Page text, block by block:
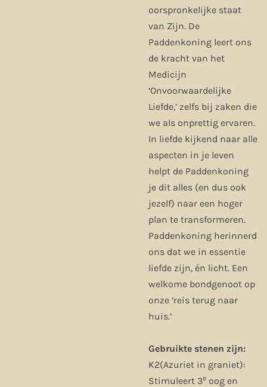
oorspronkelijke staat
van Zijn. De
Paddenkoning leert ons
de kracht van het
Medicijn
‘Onvoorwaardelijke
Liefde,’ zelfs bij zaken die
we als onprettig ervaren.
In liefde kijkend naar alle
aspecten in je leven
helpt de Paddenkoning
je dit alles (en dus ook
jezelf) naar een hoger
plan te transformeren.
Paddenkoning herinnerd
ons dat we in essentie
liefde zijn, én licht. Een
welkome bondgenoot op
onze ‘reis terug naar
huis.’
Gebruikte stenen zijn:
K2(Azuriet in graniet):
Stimuleert 3e oog en